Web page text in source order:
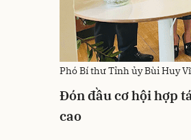
Phó Bí thư Tỉnh ủy Bùi Huy
Đón đầu cơ hội hợp
cao